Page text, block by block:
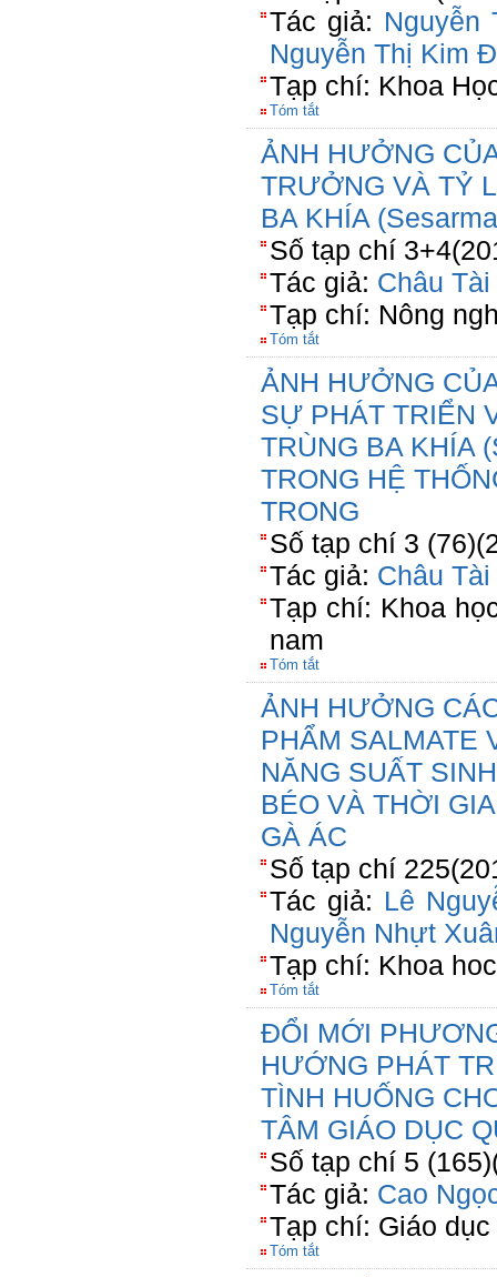
Tác giả: Nguyễn
Nguyễn Thị Kim
Tạp chí: Khoa
Tóm tắt
ẢNH HƯỞNG
TRƯỞNG VÀ TỶ
BA KHÍA
Số tạp chí
Tác giả: Châu Tài
Tạp chí: Nông
Tóm tắt
ẢNH HƯỞNG
SỰ PHÁT TRIỂN
TRÙNG BA KHÍA
TRONG HỆ
TRONG
Số tạp chí 3
Tác giả: Châu Tài
Tạp chí: Khoa
nam
Tóm tắt
ẢNH HƯỞNG
PHẨM SALMATE
NĂNG SUẤT
BÉO VÀ THỜI
GÀ ÁC
Số tạp chí
Tác giả: Lê
Nguyễn Nhựt
Tạp chí: Khoa
Tóm tắt
ĐỔI MỚI
HƯỚNG PHÁT
TÌNH HUỐNG
TÂM GIÁO DỤC
Số tạp chí 5
Tác giả: Cao
Tạp chí: Giáo
Tóm tắt